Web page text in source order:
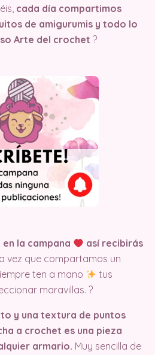
cada día compartimos
de amigurumis y todo lo
Arte del crochet ?
la campana
así recibirás
vez que compartamos un
ten a mano
tus
maravillas. ?
y una textura de puntos
a crochet es una pieza
armario. Muy sencilla de